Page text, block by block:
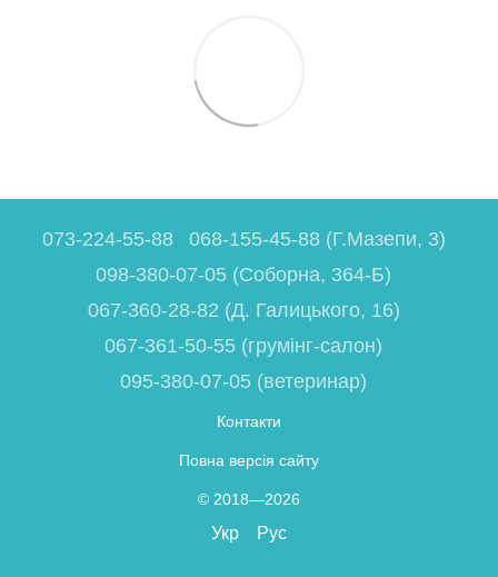
073-224-55-88
068-155-45-88 (Г.Мазепи, 3)
098-380-07-05 (Соборна, 364-Б)
067-360-28-82 (Д. Галицького, 16)
067-361-50-55 (грумінг-салон)
095-380-07-05 (ветеринар)
Контакти
Повна версія сайту
© 2018—2026
Укр Рус